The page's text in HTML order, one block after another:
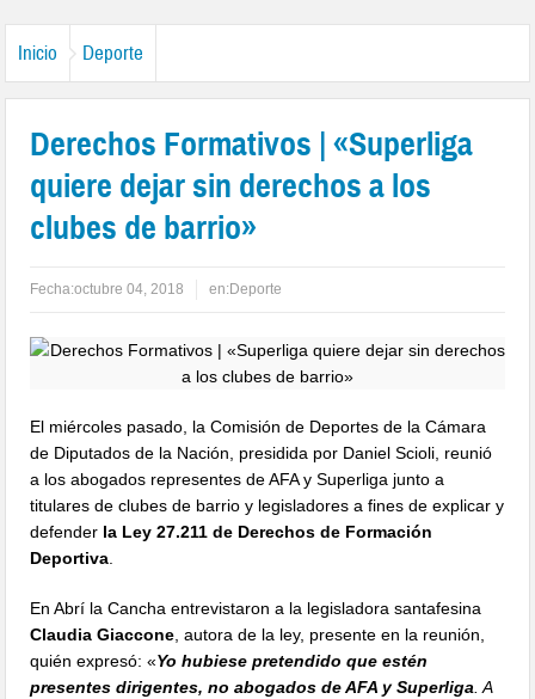
Inicio Deporte
Derechos Formativos | «Superliga
quiere dejar sin derechos a los
clubes de barrio»
Fecha:octubre 04, 2018 en:Deporte
El miércoles pasado, la Comisión de Deportes de la Cámara
de Diputados de la Nación, presidida por Daniel Scioli, reunió
a los abogados representes de AFA y Superliga junto a
titulares de clubes de barrio y legisladores a fines de explicar y
defender la Ley 27.211 de Derechos de Formación
Deportiva
En Abrí la Cancha entrevistaron a la legisladora santafesina
Claudia Giaccone , autora de la ley, presente en la reunión,
quién expresó: «Yo hubiese pretendido que estén
presentes dirigentes, no abogados de AFA y Superliga . A